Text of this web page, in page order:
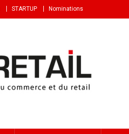
STARTUP Nominations